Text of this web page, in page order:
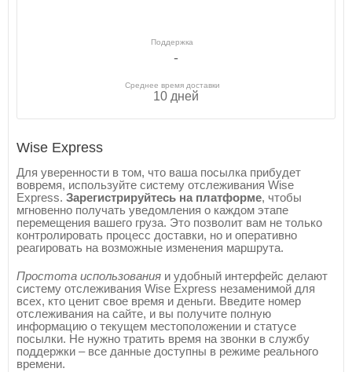
Поддержка
-
Среднее время доставки
10 дней
Wise Express
Для уверенности в том, что ваша посылка прибудет
вовремя, используйте систему отслеживания Wise
Express. Зарегистрируйтесь на платформе, чтобы
мгновенно получать уведомления о каждом этапе
перемещения вашего груза. Это позволит вам не только
контролировать процесс доставки, но и оперативно
реагировать на возможные изменения маршрута.
Простота использования и удобный интерфейс делают
систему отслеживания Wise Express незаменимой для
всех, кто ценит свое время и деньги. Введите номер
отслеживания на сайте, и вы получите полную
информацию о текущем местоположении и статусе
посылки. Не нужно тратить время на звонки в службу
поддержки – все данные доступны в режиме реального
времени.